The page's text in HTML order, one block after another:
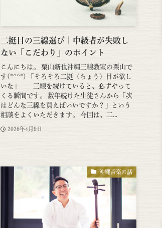
二挺目の三線選び｜中級者が失敗し
ない「こだわり」のポイント
こんにちは。 栗山新也沖縄三線教室の栗山で
す(*^^*) 「そろそろ二挺（ちょう）目が欲し
いな」——三線を続けていると、必ずやって
くる瞬間です。 数年続けた生徒さんから「次
はどんな三線を買えばいいですか？」という
相談をよくいただきます。 今回は、二...
2026年4月9日
沖縄音楽の話